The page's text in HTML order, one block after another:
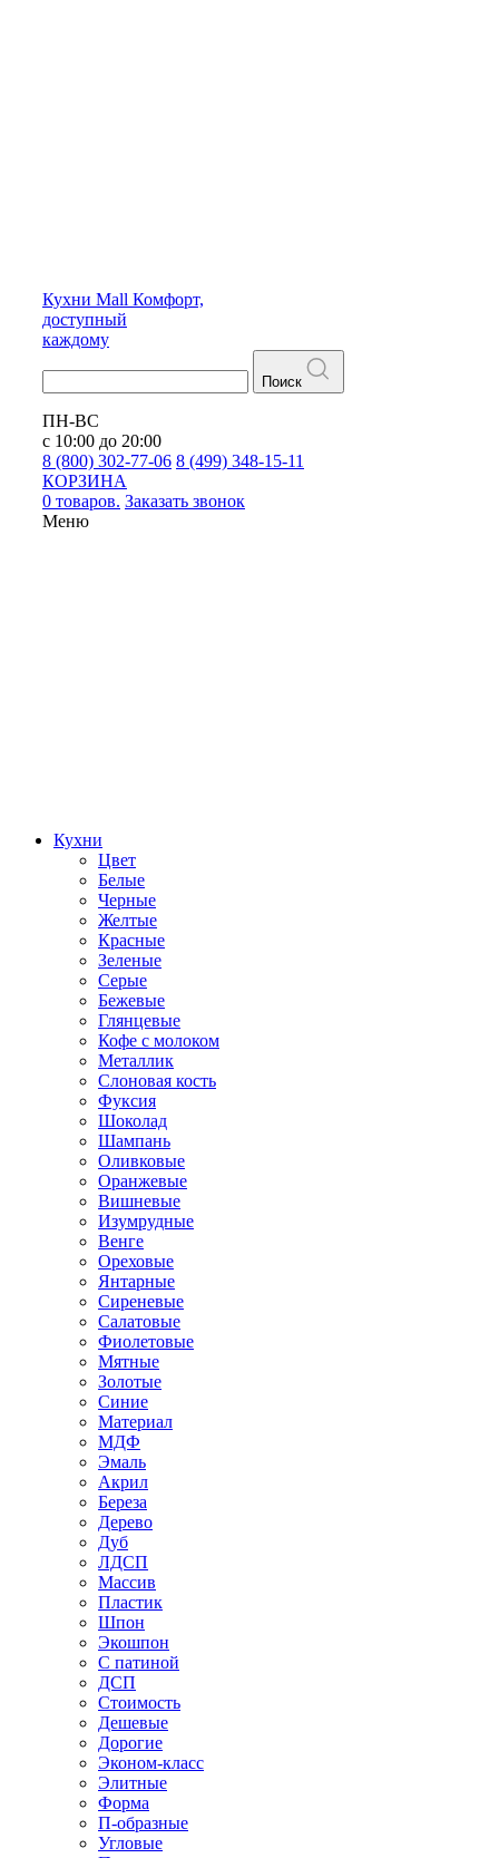
Кухни Mall Комфорт,
доступный
каждому
Поиск
ПН-ВС
с 10:00 до 20:00
8 (800) 302-77-06 8 (499) 348-15-11
КОРЗИНА
0 товаров. Заказать звонок
Меню
Кухни
Цвет
Белые
Черные
Желтые
Красные
Зеленые
Серые
Бежевые
Глянцевые
Кофе с молоком
Металлик
Слоновая кость
Фуксия
Шоколад
Шампань
Оливковые
Оранжевые
Вишневые
Изумрудные
Венге
Ореховые
Янтарные
Сиреневые
Салатовые
Фиолетовые
Мятные
Золотые
Синие
Материал
МДФ
Эмаль
Акрил
Береза
Дерево
Дуб
ЛДСП
Массив
Пластик
Шпон
Экошпон
С патиной
ДСП
Стоимость
Дешевые
Дорогие
Эконом-класс
Элитные
Форма
П-образные
Угловые